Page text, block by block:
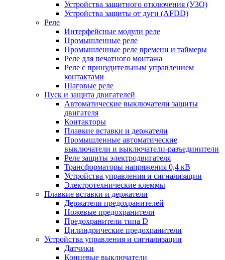
Устройства защитного отключения (УЗО)
Устройства защиты от дуги (AFDD)
Реле
Интерфейсные модули реле
Промышленные реле
Промышленные реле времени и таймеры
Реле для печатного монтажа
Реле с принудительным управлением
контактами
Шаговые реле
Пуск и защита двигателей
Автоматические выключатели защиты
двигателя
Контакторы
Плавкие вставки и держатели
Промышленные автоматические
выключатели и выключатели-разъединители
Реле защиты электродвигателя
Трансформаторы напряжения 0,4 кВ
Устройства управления и сигнализации
Электротехнические клеммы
Плавкие вставки и держатели
Держатели предохранителей
Ножевые предохранители
Предохранители типа D
Цилиндрические предохранители
Устройства управления и сигнализации
Датчики
Концевые выключатели